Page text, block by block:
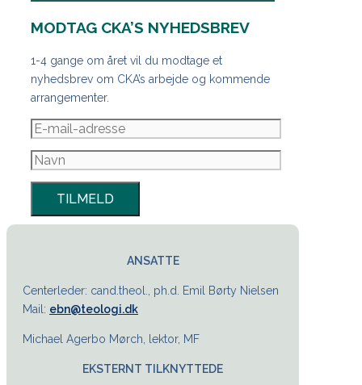
MODTAG CKA’S NYHEDSBREV
1-4 gange om året vil du modtage et
nyhedsbrev om CKA’s arbejde og kommende
arrangementer.
ANSATTE
Centerleder: cand.theol., ph.d. Emil Børty Nielsen
Mail: ebn@teologi.dk
Michael Agerbo Mørch, lektor, MF
EKSTERNT TILKNYTTEDE